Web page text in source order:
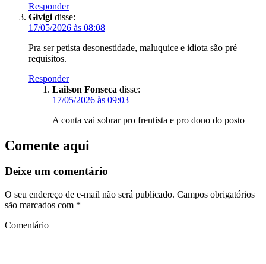
Responder
Givigi disse:
17/05/2026 às 08:08
Pra ser petista desonestidade, maluquice e idiota são pré
requisitos.
Responder
Lailson Fonseca disse:
17/05/2026 às 09:03
A conta vai sobrar pro frentista e pro dono do posto
Comente aqui
Deixe um comentário
O seu endereço de e-mail não será publicado. Campos obrigatórios
são marcados com *
Comentário